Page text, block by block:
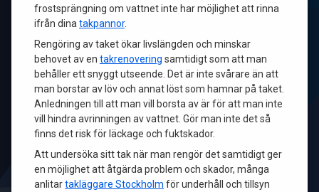
frostsprängning om vattnet inte har möjlighet att rinna
ifrån dina takpannor.
Rengöring av taket ökar livslängden och minskar
behovet av en takrenovering samtidigt som att man
behåller ett snyggt utseende. Det är inte svårare än att
man borstar av löv och annat löst som hamnar på taket.
Anledningen till att man vill borsta av är för att man inte
vill hindra avrinningen av vattnet. Gör man inte det så
finns det risk för läckage och fuktskador.
Att undersöka sitt tak när man rengör det samtidigt ger
en möjlighet att åtgärda problem och skador, många
anlitartakläggare Stockholm för underhåll och tillsyn